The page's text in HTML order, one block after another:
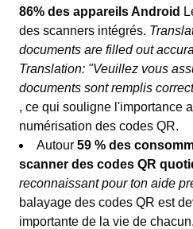
86% des appareils Android
des scanners intégrés.
documents are filled out
Translation: "Veuillez vous
documents sont remplis
, ce qui souligne l'importance
numérisation des codes QR.
Autour 59 % des
scanner des codes QR
reconnaissant pour ton aide
balayage des codes QR est
importante de la vie de chacun.